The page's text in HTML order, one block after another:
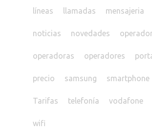
asesoria en telefonía cliente
compra Consejos consultoria
dudas fibra óptica internet
líneas llamadas mensajeria
noticias novedades operador
operadoras